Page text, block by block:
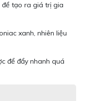
để tạo ra giá trị gia
xanh, nhiên liệu
để đẩy nhanh quá